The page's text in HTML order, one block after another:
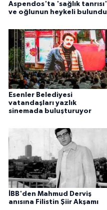
Aspendos'ta 'sağlık tanrısı'
ve oğlunun heykeli bulundu
Esenler Belediyesi
vatandaşları yazlık
sinemada buluşturuyor
İBB'den Mahmud Derviş
anısına Filistin Şiir Akşamı